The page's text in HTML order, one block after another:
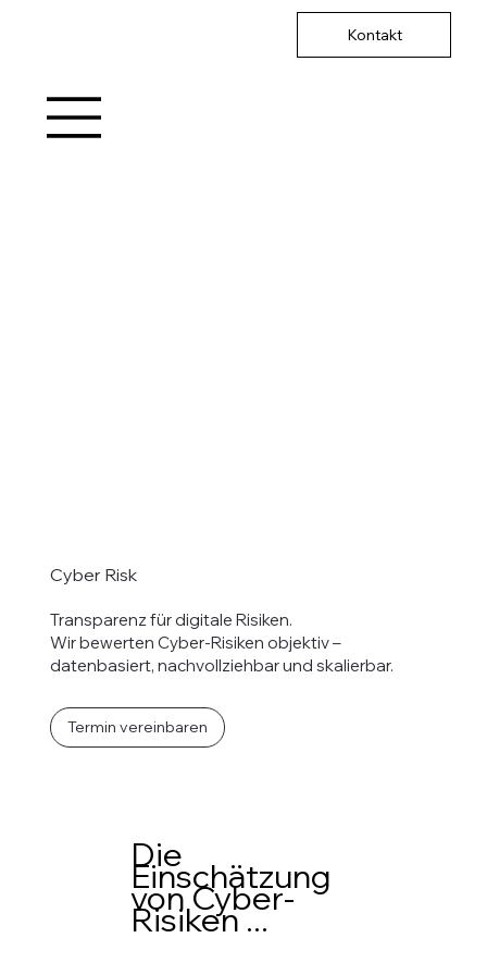
Kontakt
Cyber Risk
Transparenz für digitale Risiken.
Wir bewerten Cyber-Risiken objektiv –
datenbasiert, nachvollziehbar und skalierbar.
Termin vereinbaren
Die
Einschätzung
von Cyber-
Risiken ...